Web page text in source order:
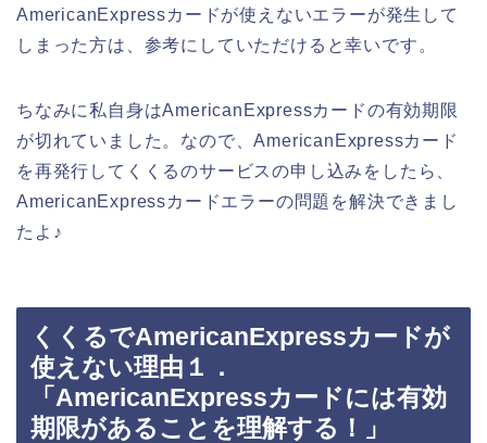
AmericanExpressカードが使えないエラーが発生して
しまった方は、参考にしていただけると幸いです。
ちなみに私自身はAmericanExpressカードの有効期限
が切れていました。なので、AmericanExpressカード
を再発行してくくるのサービスの申し込みをしたら、
AmericanExpressカードエラーの問題を解決できまし
たよ♪
くくるでAmericanExpressカードが
使えない理由１．
「AmericanExpressカードには有効
期限があることを理解する！」